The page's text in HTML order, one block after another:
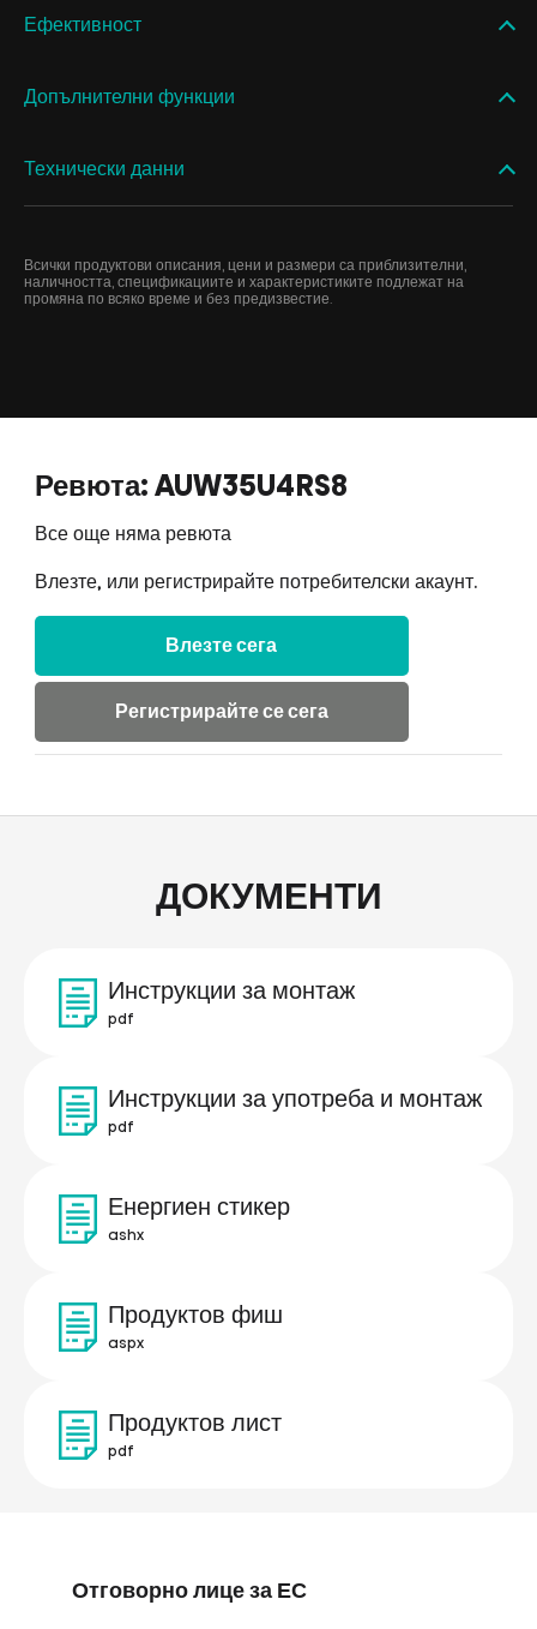
Ефективност
Допълнителни функции
Технически данни
Всички продуктови описания, цени и размери са приблизителни,
наличността, спецификациите и характеристиките подлежат на
промяна по всяко време и без предизвестие.
Ревюта: AUW35U4RS8
Все още няма ревюта
Влезте, или регистрирайте потребителски акаунт.
Влезте сега
Регистрирайте се сега
ДОКУМЕНТИ
Инструкции за монтаж
pdf
Инструкции за употреба и монтаж
pdf
Енергиен стикер
ashx
Продуктов фиш
aspx
Продуктов лист
pdf
Отговорно лице за ЕС